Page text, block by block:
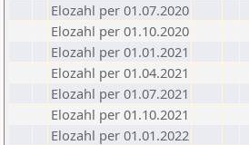
Elozahl per 01.07.2020
Elozahl per 01.10.2020
Elozahl per 01.01.2021
Elozahl per 01.04.2021
Elozahl per 01.07.2021
Elozahl per 01.10.2021
Elozahl per 01.01.2022